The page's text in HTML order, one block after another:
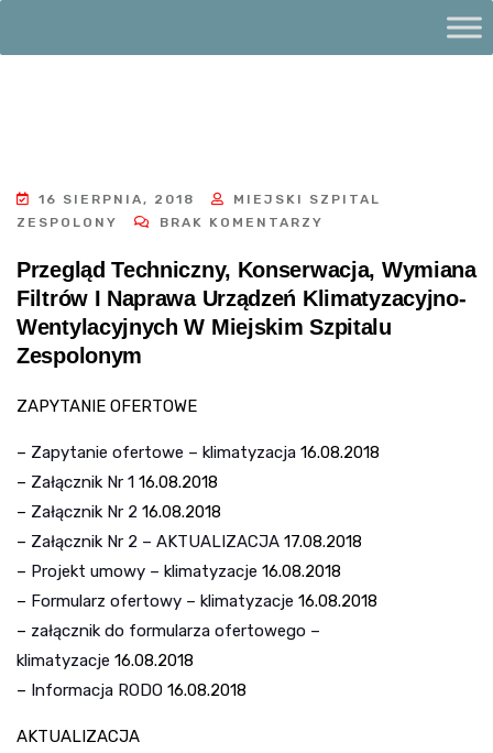
16 SIERPNIA, 2018
MIEJSKI SZPITAL
ZESPOLONY
BRAK KOMENTARZY
Przegląd Techniczny, Konserwacja, Wymiana
Filtrów I Naprawa Urządzeń Klimatyzacyjno-
Wentylacyjnych W Miejskim Szpitalu
Zespolonym
ZAPYTANIE OFERTOWE
– Zapytanie ofertowe – klimatyzacja 16.08.2018
– Załącznik Nr 1 16.08.2018
– Załącznik Nr 2 16.08.2018
– Załącznik Nr 2 – AKTUALIZACJA 17.08.2018
– Projekt umowy – klimatyzacje 16.08.2018
– Formularz ofertowy – klimatyzacje 16.08.2018
– załącznik do formularza ofertowego –
klimatyzacje 16.08.2018
– Informacja RODO 16.08.2018
AKTUALIZACJA